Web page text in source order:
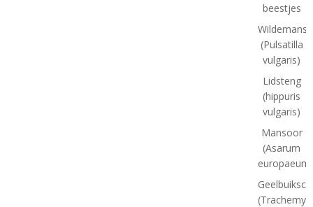
beestjes
(Pulsatilla
vulgaris)
Lidsteng
(hippuris
vulgaris)
Mansoor
(Asarum
europaeum)
(Trachemys